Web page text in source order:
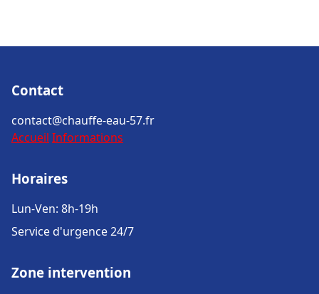
Contact
contact@chauffe-eau-57.fr
Accueil Informations
Horaires
Lun-Ven: 8h-19h
Service d'urgence 24/7
Zone intervention